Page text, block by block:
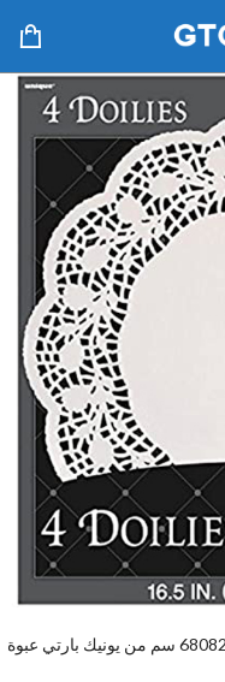
مفارش ورقية بيضاء مقاس 68082 سم من يونيك بارتي عبوة